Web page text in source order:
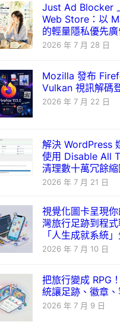
Just Ad Blocker
Web Store：以
的輕量隱私優先
2026 年 7 月 28 日
Mozilla 發布
Vulkan 視訊解碼
2026 年 7 月 22 日
解決 WordPress
使用 Disable All
清理數十萬冗餘縮
2026 年 7 月 21 日
視覺化圖卡呈現
灣旅行足跡到程
「人生成就系統
2026 年 7 月 10 日
把旅行變成 RPG
統讓足跡、徽章
2026 年 7 月 9 日